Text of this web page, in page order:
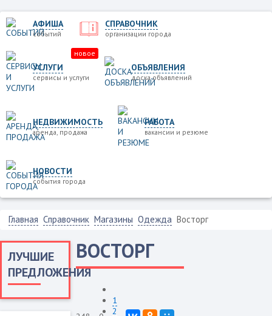
АФИША
событий
СПРАВОЧНИК
организации города
УСЛУГИ
сервисы и услуги
новое
ОБЪЯВЛЕНИЯ
доска объявлений
НЕДВИЖИМОСТЬ
аренда, продажа
РАБОТА
вакансии и резюме
НОВОСТИ
события города
Главная Справочник Магазины Одежда Восторг
ЛУЧШИЕ
ПРЕДЛОЖЕНИЯ
ВОСТОРГ
1
2